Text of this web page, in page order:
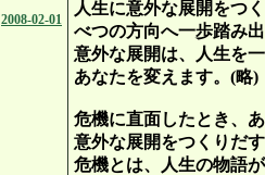
2008-02-01
人生に意外な展開をつ
べつの方向へ一歩踏み
意外な展開は、人生を
あなたを変えます。(略)
危機に直面したとき、
意外な展開をつくりだ
危機とは、人生の物語